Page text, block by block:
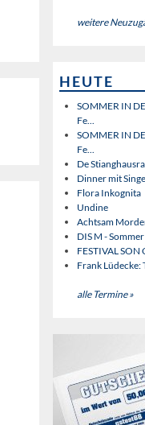
weitere
HEUTE
SOMMER IN
Fe...
SOMMER IN
Fe...
De
Dinner mit
Flora Inkognita
Undine
Achtsam
DIS M -
FESTIVAL SON
Frank Lüdecke:
alle Termine »